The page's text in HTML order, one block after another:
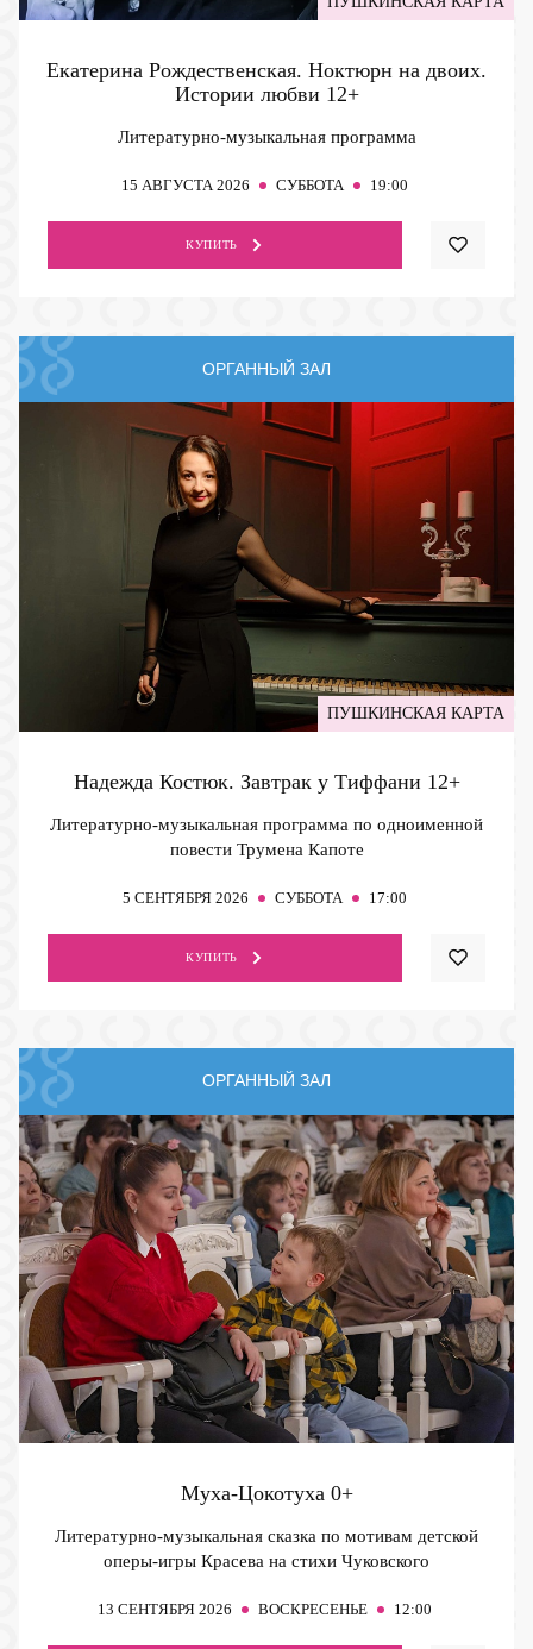
Екатерина Рождественская. Ноктюрн на двоих.
Истории любви 12+
Литературно-музыкальная программа
15 АВГУСТА 2026 СУББОТА 19:00
КУПИТЬ
ОРГАННЫЙ ЗАЛ
ПУШКИНСКАЯ КАРТА
Надежда Костюк. Завтрак у Тиффани 12+
Литературно-музыкальная программа по одноименной
повести Трумена Капоте
5 СЕНТЯБРЯ 2026 СУББОТА 17:00
КУПИТЬ
ОРГАННЫЙ ЗАЛ
Муха-Цокотуха 0+
Литературно-музыкальная сказка по мотивам детской
оперы-игры Красева на стихи Чуковского
13 СЕНТЯБРЯ 2026 ВОСКРЕСЕНЬЕ 12:00